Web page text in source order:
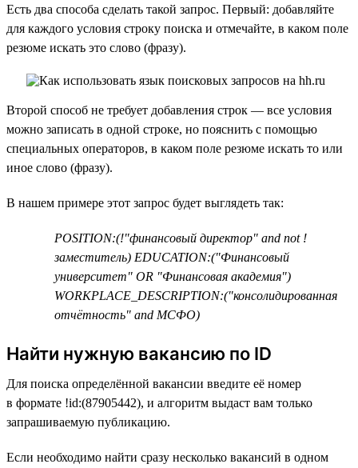
Есть два способа сделать такой запрос. Первый: добавляйте
для каждого условия строку поиска и отмечайте, в каком поле
резюме искать это слово (фразу).
Второй способ не требует добавления строк — все условия
можно записать в одной строке, но пояснить с помощью
специальных операторов, в каком поле резюме искать то или
иное слово (фразу).
В нашем примере этот запрос будет выглядеть так:
POSITION:(!"финансовый директор" and not !
заместитель) EDUCATION:("Финансовый
университет" OR "Финансовая академия")
WORKPLACE_DESCRIPTION:("консолидированная
отчётность" and МСФО)
Найти нужную вакансию по ID
Для поиска определённой вакансии введите её номер
в формате !id:(87905442), и алгоритм выдаст вам только
запрашиваемую публикацию.
Если необходимо найти сразу несколько вакансий в одном